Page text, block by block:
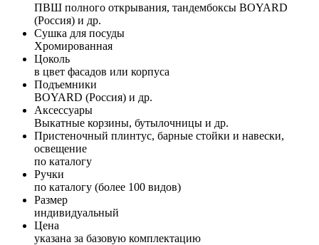
ПВШ полного открывания, тандембоксы BOYARD
(Россия) и др.
Сушка для посуды
Хромированная
Цоколь
в цвет фасадов или корпуса
Подъемники
BOYARD (Россия) и др.
Аксессуары
Выкатные корзины, бутылочницы и др.
Пристеночный плинтус, барные стойки и навески,
освещение
по каталогу
Ручки
по каталогу (более 100 видов)
Размер
индивидуальный
Цена
указана за базовую комплектацию